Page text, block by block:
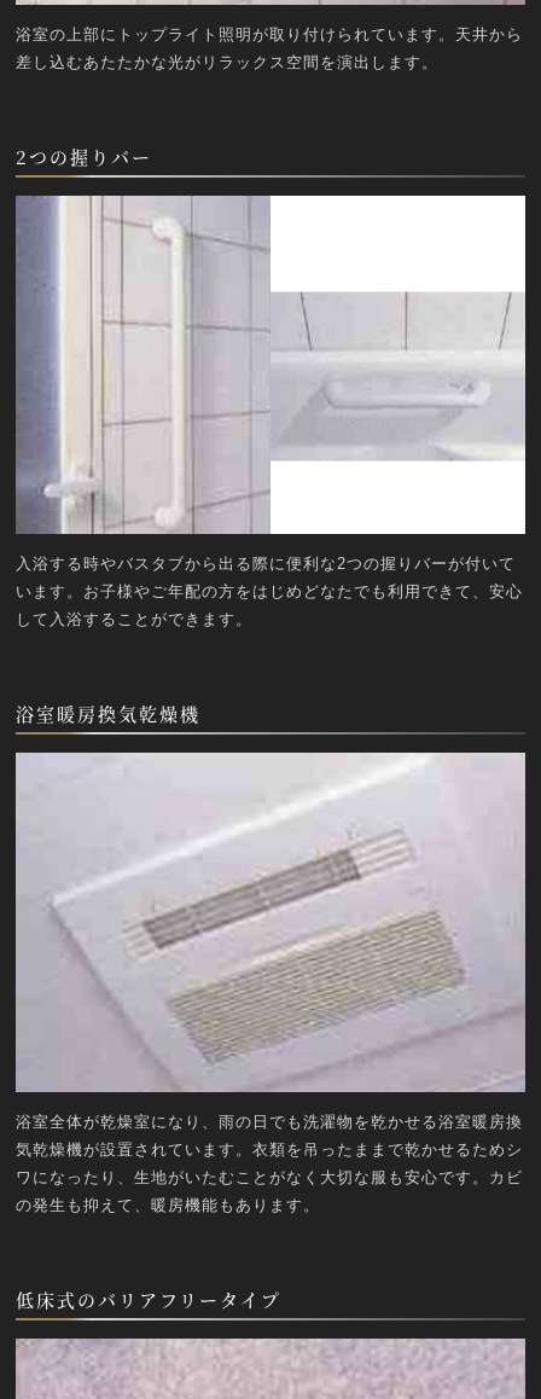
浴室の上部にトップライト照明が取り付けられています。天井から
差し込むあたたかな光がリラックス空間を演出します。
2つの握りバー
入浴する時やバスタブから出る際に便利な2つの握りバーが付いて
います。お子様やご年配の方をはじめどなたでも利用できて、安心
して入浴することができます。
浴室暖房換気乾燥機
浴室全体が乾燥室になり、雨の日でも洗濯物を乾かせる浴室暖房換
気乾燥機が設置されています。衣類を吊ったままで乾かせるためシ
ワになったり、生地がいたむことがなく大切な服も安心です。カビ
の発生も抑えて、暖房機能もあります。
低床式のバリアフリータイプ